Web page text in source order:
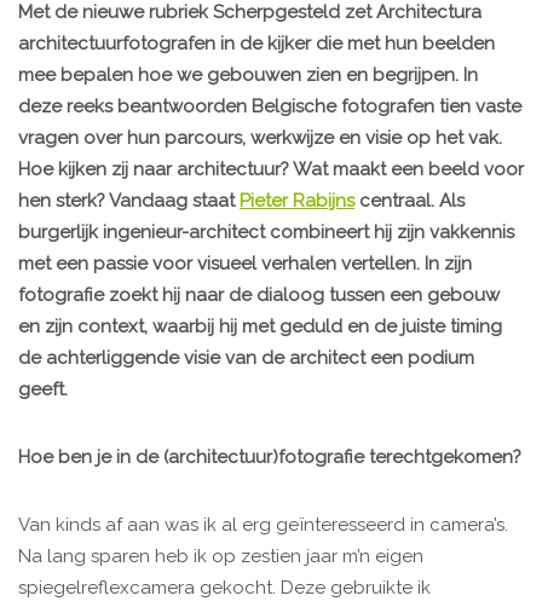
Met de nieuwe rubriek Scherpgesteld zet Architectura
architectuurfotografen in de kijker die met hun beelden
mee bepalen hoe we gebouwen zien en begrijpen. In
deze reeks beantwoorden Belgische fotografen tien vaste
vragen over hun parcours, werkwijze en visie op het vak.
Hoe kijken zij naar architectuur? Wat maakt een beeld voor
hen sterk? Vandaag staat Pieter Rabijnscentraal. Als
burgerlijk ingenieur-architect combineert hij zijn vakkennis
met een passie voor visueel verhalen vertellen. In zijn
fotografie zoekt hij naar de dialoog tussen een gebouw
en zijn context, waarbij hij met geduld en de juiste timing
de achterliggende visie van de architect een podium
geeft.
Hoe ben je in de (architectuur)fotografie terechtgekomen?
Van kinds af aan was ik al erg geïnteresseerd in camera’s.
Na lang sparen heb ik op zestien jaar m’n eigen
spiegelreflexcamera gekocht. Deze gebruikte ik